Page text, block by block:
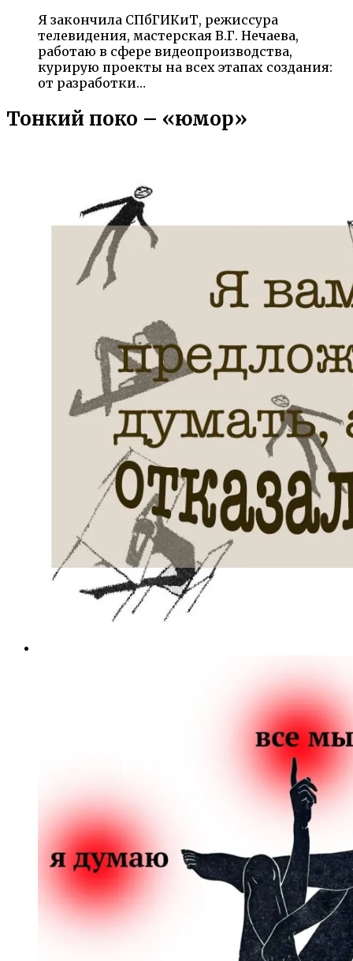
Я закончила СПбГИКиТ, режиссура
телевидения, мастерская В.Г. Нечаева,
работаю в сфере видеопроизводства,
курирую проекты на всех этапах создания:
от разработки…
Тонкий поко – «юмор»